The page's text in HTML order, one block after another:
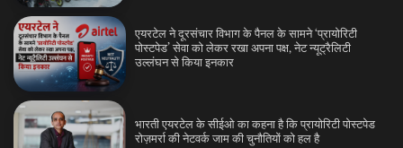
एयरटेल ने दूरसंचार विभाग के पैनल के सामने ‘प्रायोरिटी
पोस्टपेड’ सेवा को लेकर रखा अपना पक्ष, नेट न्यूट्रैलिटी
उल्लंघन से किया इनकार
भारती एयरटेल के सीईओ का कहना है कि प्रायोरिटी पोस्टपेड
रोज़मर्रा की नेटवर्क जाम की चुनौतियों को हल है